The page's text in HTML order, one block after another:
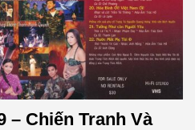
– Chiến Tranh Và